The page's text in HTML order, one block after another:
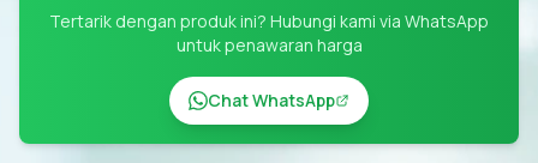
Tertarik dengan produk ini? Hubungi kami via WhatsApp
untuk penawaran harga
Chat WhatsApp